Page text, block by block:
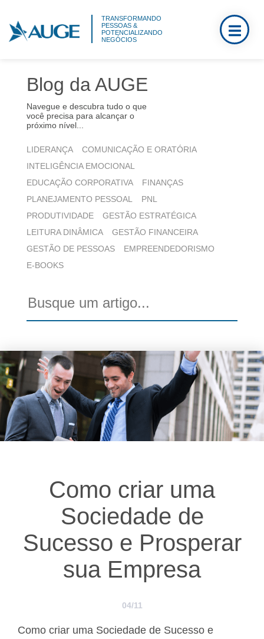
TRANSFORMANDO
PESSOAS &
POTENCIALIZANDO
NEGÓCIOS
Blog da AUGE
Navegue e descubra tudo o que
você precisa para alcançar o
próximo nível...
LIDERANÇA
COMUNICAÇÃO E ORATÓRIA
INTELIGÊNCIA EMOCIONAL
EDUCAÇÃO CORPORATIVA
FINANÇAS
PLANEJAMENTO PESSOAL
PNL
PRODUTIVIDADE
GESTÃO ESTRATÉGICA
LEITURA DINÂMICA
GESTÃO FINANCEIRA
GESTÃO DE PESSOAS
EMPREENDEDORISMO
E-BOOKS
Como criar uma
Sociedade de
Sucesso e Prosperar
sua Empresa
04/11
Como criar uma Sociedade de Sucesso e